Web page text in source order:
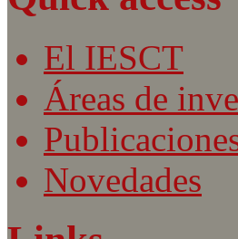
El IESCT
Áreas de
Novedades